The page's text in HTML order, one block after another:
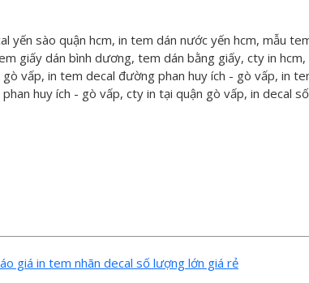
yến sào quận hcm, in tem dán nước yến hcm, mẫu
giấy dán bình dương, tem dán bằng giấy, cty in
vấp, in tem decal đường phan huy ích - gò vấp, in
huy ích - gò vấp, cty in tại quận gò vấp, in decal